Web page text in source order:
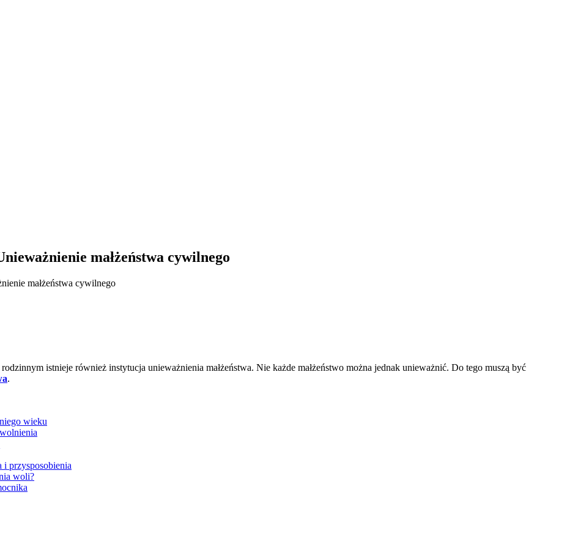
małżeństwa cywilnego
małżeństwa cywilnego
istnieje również instytucja unieważnienia małżeństwa. Nie każde małżeństwo można jednak unieważnić. Do tego muszą być
.
wieku
i przysposobienia
woli?